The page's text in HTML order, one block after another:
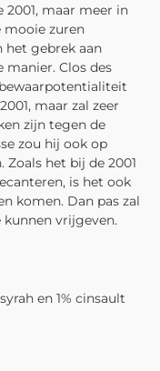
maar meer in
mooie zuren
het gebrek aan
manier. Clos des
maar zal zeer
zijn tegen de
zou hij ook op
het bij de 2001
is het ook
komen. Dan pas zal
vrijgeven.
en 1% cinsault